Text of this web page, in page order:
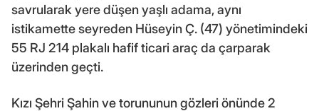
savrularak yere düşen yaşlı adama, aynı
istikamette seyreden Hüseyin Ç. (47) yönetimindeki
55 RJ 214 plakalı hafif ticari araç da çarparak
üzerinden geçti.
Kızı Şehri Şahin ve torununun gözleri önünde 2